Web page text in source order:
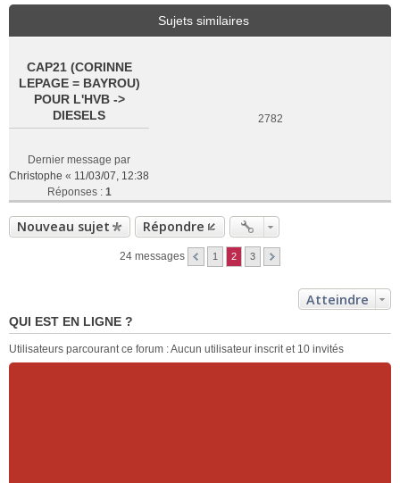
Sujets similaires
CAP21 (CORINNE
LEPAGE = BAYROU)
POUR L'HVB ->
DIESELS
Dernier message par
Christophe « 11/03/07, 12:38
Réponses : 1
2782
Nouveau sujet Répondre
24 messages 1 2 3
Atteindre
QUI EST EN LIGNE ?
Utilisateurs parcourant ce forum : Aucun utilisateur inscrit et 10 invités